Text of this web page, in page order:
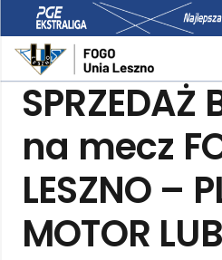
SPRZEDAŻ
na mecz
LESZNO –
MOTOR